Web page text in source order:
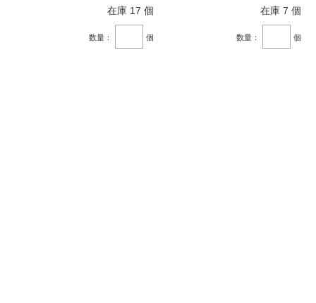
在庫 17 個
数量： 個
在庫 7 個
数量： 個